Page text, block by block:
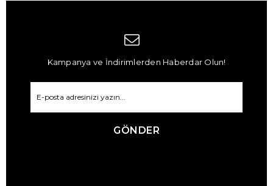
Kampanya ve İndirimlerden Haberdar Olun!
GÖNDER